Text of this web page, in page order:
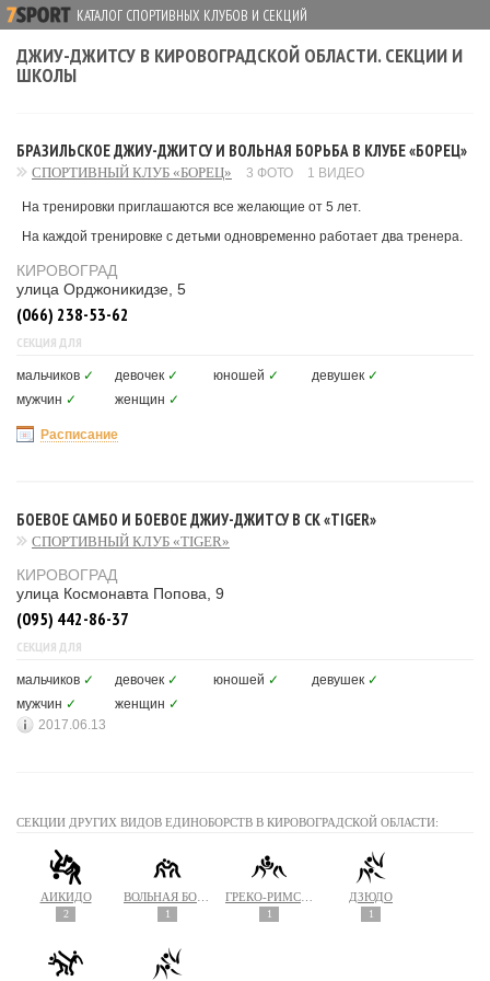
КАТАЛОГ СПОРТИВНЫХ КЛУБОВ И СЕКЦИЙ
ДЖИУ-ДЖИТСУ В КИРОВОГРАДСКОЙ ОБЛАСТИ. СЕКЦИИ И
ШКОЛЫ
БРАЗИЛЬСКОЕ ДЖИУ-ДЖИТСУ И ВОЛЬНАЯ БОРЬБА В КЛУБЕ «БОРЕЦ»
СПОРТИВНЫЙ КЛУБ «БОРЕЦ» 3 ФОТО 1 ВИДЕО
На тренировки приглашаются все желающие от 5 лет.
На каждой тренировке с детьми одновременно работает два тренера.
КИРОВОГРАД
улица Орджоникидзе, 5
(066) 238-53-62
СЕКЦИЯ ДЛЯ
мальчиков ✓ девочек ✓ юношей ✓ девушек ✓
мужчин ✓ женщин ✓
Расписание
БОЕВОЕ САМБО И БОЕВОЕ ДЖИУ-ДЖИТСУ В СК «TIGER»
СПОРТИВНЫЙ КЛУБ «TIGER»
КИРОВОГРАД
улица Космонавта Попова, 9
(095) 442-86-37
СЕКЦИЯ ДЛЯ
мальчиков ✓ девочек ✓ юношей ✓ девушек ✓
мужчин ✓ женщин ✓
2017.06.13
СЕКЦИИ ДРУГИХ ВИДОВ ЕДИНОБОРСТВ В КИРОВОГРАДСКОЙ ОБЛАСТИ:
АЙКИДО
2 1 1
ДЗЮДО
1